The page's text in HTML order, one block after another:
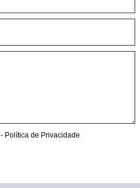
- Política de Privacidade